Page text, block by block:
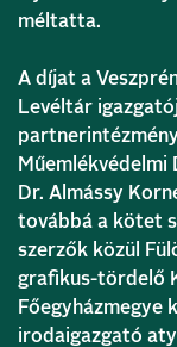
méltatta.
A díjat a
Levéltár
Dr. Almássy
továbbá a kötet
szerzők közül
grafikus-tördelő
Főegyházmegye
irodaigazgató